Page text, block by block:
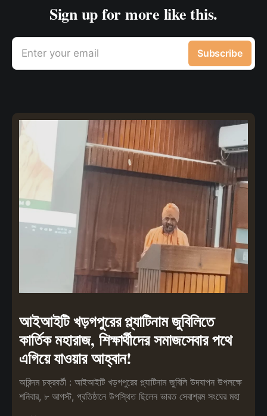
Sign up for more like this.
Enter your email Subscribe
আইআইটি খড়গপুরের প্ল্যাটিনাম জুবিলিতে
কার্তিক মহারাজ, শিক্ষার্থীদের সমাজসেবার পথে
এগিয়ে যাওয়ার আহ্বান!
অরিন্দম চক্রবর্তী : আইআইটি খড়গপুরের প্ল্যাটিনাম জুবিলি উদযাপন উপলক্ষে
শনিবার, ৮ আগস্ট, প্রতিষ্ঠানে উপস্থিত ছিলেন ভারত সেবাশ্রম সংঘের মহা